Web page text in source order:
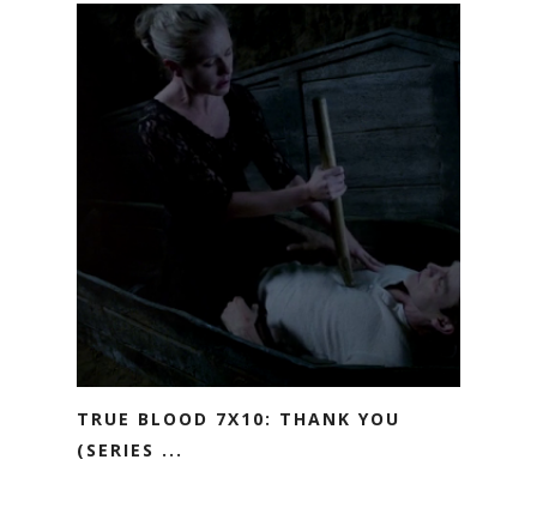
TRUE BLOOD 7X10: THANK YOU
(SERIES ...